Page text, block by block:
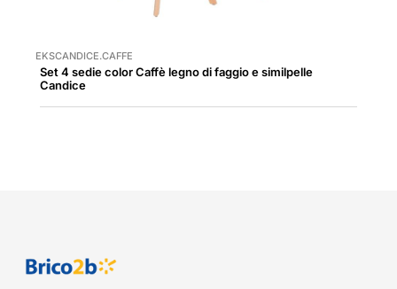
EKSCANDICE.CAFFE
Set 4 sedie color Caffè legno di faggio e similpelle
Candice